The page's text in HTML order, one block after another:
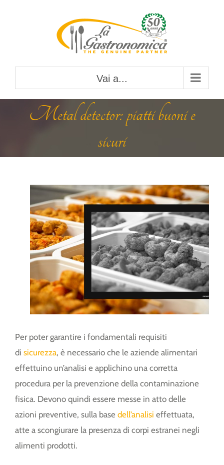
Vai a...
Metal detector: piatti buoni e
sicuri
Per poter garantire i fondamentali requisiti
di sicurezza, è necessario che le aziende alimentari
effettuino un’analisi e applichino una corretta
procedura per la prevenzione della contaminazione
fisica. Devono quindi essere messe in atto delle
azioni preventive, sulla base dell’analisi effettuata,
atte a scongiurare la presenza di corpi estranei negli
alimenti prodotti.